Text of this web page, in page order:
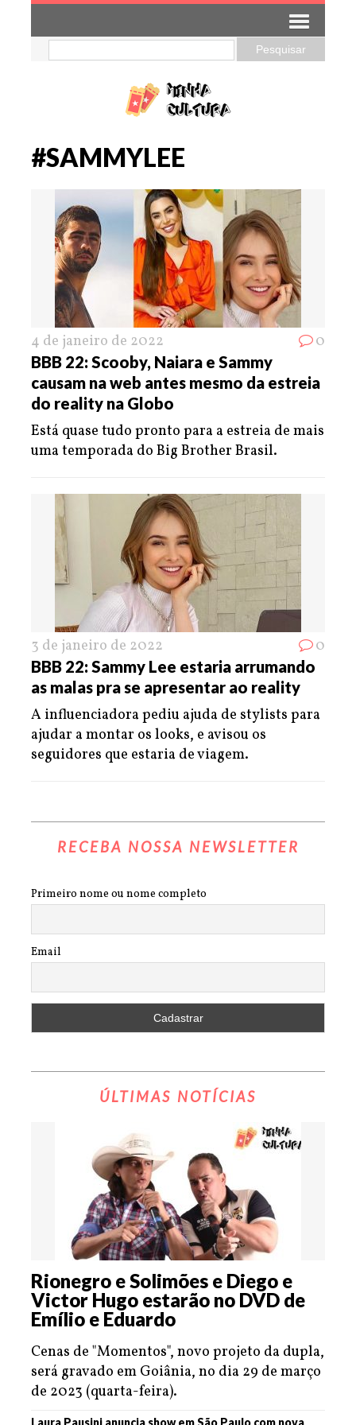
#SAMMYLEE
4 de janeiro de 2022 0
BBB 22: Scooby, Naiara e Sammy
causam na web antes mesmo da estreia
do reality na Globo
Está quase tudo pronto para a estreia de mais
uma temporada do Big Brother Brasil.
3 de janeiro de 2022 0
BBB 22: Sammy Lee estaria arrumando
as malas pra se apresentar ao reality
A influenciadora pediu ajuda de stylists para
ajudar a montar os looks, e avisou os
seguidores que estaria de viagem.
RECEBA NOSSA NEWSLETTER
Primeiro nome ou nome completo
Email
ÚLTIMAS NOTÍCIAS
Rionegro e Solimões e Diego e
Victor Hugo estarão no DVD de
Emílio e Eduardo
Cenas de "Momentos", novo projeto da dupla,
será gravado em Goiânia, no dia 29 de março
de 2023 (quarta-feira).
Laura Pausini anuncia show em São Paulo com nova